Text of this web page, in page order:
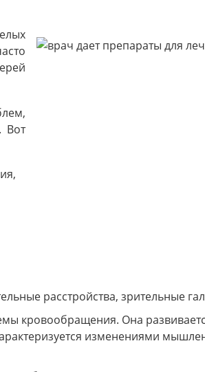
Вот
расстройства, зрительные
кровообращения. Она
изменениями